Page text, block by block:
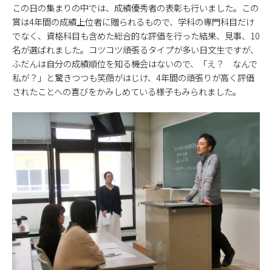
この日の集まりの中では、成績優秀者の表彰も行いました。この
賞は4年間の成績上位者に贈られるもので、学科の専門科目だけ
でなく、資格科目も含めた総合的な評価を行った結果、見事、10
名が選ばれました。コツコツ頑張るタイプが多い日文生ですが、
ふだんは自分の成績順位を知る機会はないので、「え？ なんで
私が？」と驚きつつも笑顔がはじけ、4年間の頑張りが高く評価
されたことへの喜びをかみしめている様子もみられました。